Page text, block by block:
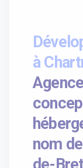
à
nom